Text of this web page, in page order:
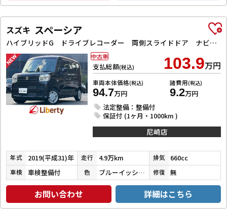
スズキ スペーシア
ハイブリッドG ドライブレコーダー 両側スライドドア ナビ TV オートライト スマートキー アイドリングストップ 電動格納ミラー ベンチシート CVT ABS ESC CD エアコン パワーウィンドウ
支払総額(税込) 103.9万円
車両本体価格(税込)
94.7万円
諸費用(税込)
9.2万円
法定整備：整備付
保証付 (1ヶ月・1000km )
中古車
尼崎店
年式 2019(平成31)年 走行 4.9万km 排気 660cc
車検 車検整備付 色 ブルーイッシュブラックパール３ 修復 無
お問い合わせ 詳細はこちら